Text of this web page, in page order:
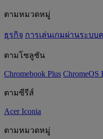
ตามหมวดหมู่
ธุรกิจ การเล่นเกมผ่านระบบ
ตามโซลูชัน
Chromebook Plus ChromeOS
ตามซีรีส์
Acer Iconia
ตามหมวดหมู่